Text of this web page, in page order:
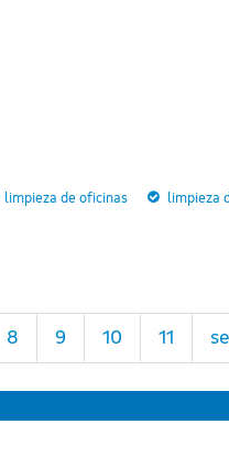
limpieza de oficinas limpieza
8 9 10 11